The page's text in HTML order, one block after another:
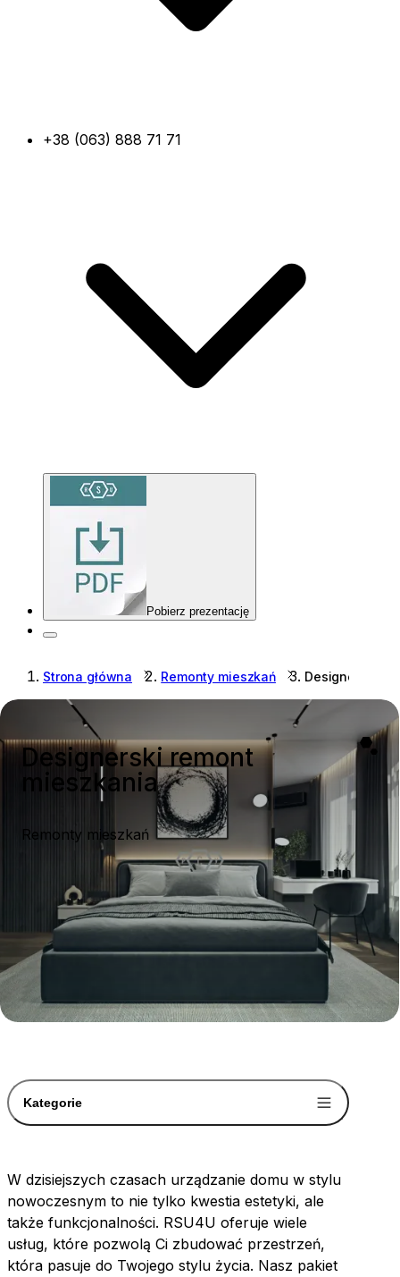
+38 (063) 888 71 71
Pobierz prezentację
Strona główna Remonty mieszkań Designerski
Designerski remont
mieszkania
Remonty mieszkań
Kategorie
W dzisiejszych czasach urządzanie domu w stylu
nowoczesnym to nie tylko kwestia estetyki, ale
także funkcjonalności. RSU4U oferuje wiele
usług, które pozwolą Ci zbudować przestrzeń,
która pasuje do Twojego stylu życia. Nasz pakiet